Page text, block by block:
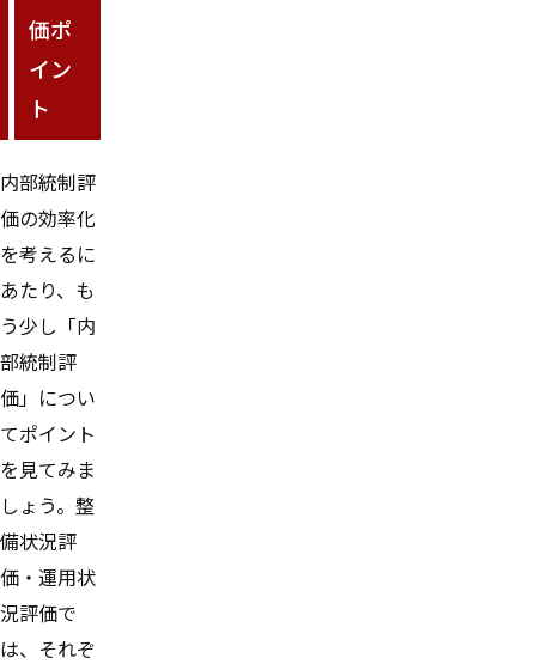
価ポ
イン
ト
内部統制評
価の効率化
を考えるに
あたり、も
う少し「内
部統制評
価」につい
てポイント
を見てみま
しょう。整
備状況評
価・運用状
況評価で
は、それぞ